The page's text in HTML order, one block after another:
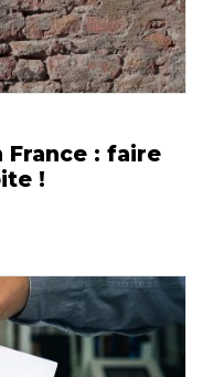
France : faire
!